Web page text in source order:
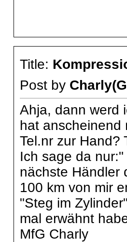
Title:
Post by
Ahja, dann werd
hat anscheinend
Tel.nr zur Hand?
Ich sage da
nächste Händler
100 km von mir
"Steg im
mal erwähnt
MfG Charly